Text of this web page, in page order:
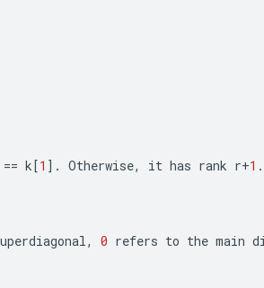
== k[1 ] . Otherwise, it has rank r+1 .
, 0 refers to the main